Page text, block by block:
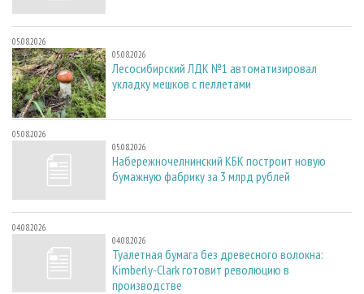
05.08.2026
05.08.2026
Лесосибирский ЛДК №1 автоматизировал
укладку мешков с пеллетами
05.08.2026
05.08.2026
Набережночелнинский КБК построит новую
бумажную фабрику за 3 млрд рублей
04.08.2026
04.08.2026
Туалетная бумага без древесного волокна:
Kimberly-Clark готовит революцию в
производстве